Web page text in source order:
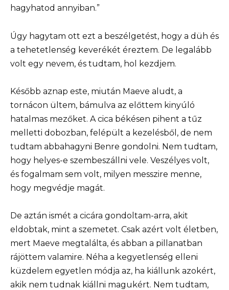
hagyhatod annyiban.”
Úgy hagytam ott ezt a beszélgetést, hogy a düh és
a tehetetlenség keverékét éreztem. De legalább
volt egy nevem, és tudtam, hol kezdjem.
Később aznap este, miután Maeve aludt, a
tornácon ültem, bámulva az előttem kinyúló
hatalmas mezőket. A cica békésen pihent a tűz
melletti dobozban, felépült a kezelésből, de nem
tudtam abbahagyni Benre gondolni. Nem tudtam,
hogy helyes-e szembeszállni vele. Veszélyes volt,
és fogalmam sem volt, milyen messzire menne,
hogy megvédje magát.
De aztán ismét a cicára gondoltam-arra, akit
eldobtak, mint a szemetet. Csak azért volt életben,
mert Maeve megtalálta, és abban a pillanatban
rájöttem valamire. Néha a kegyetlenség elleni
küzdelem egyetlen módja az, ha kiállunk azokért,
akik nem tudnak kiállni magukért. Nem tudtam,